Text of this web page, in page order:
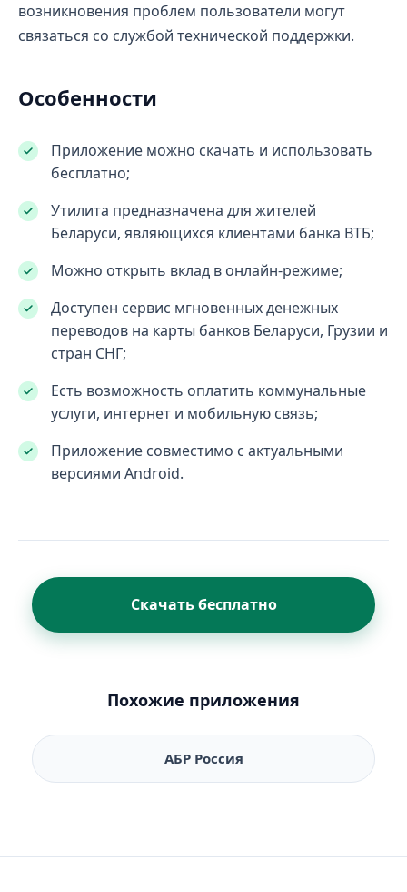
возникновения проблем пользователи могут
связаться со службой технической поддержки.
Особенности
Приложение можно скачать и использовать
бесплатно;
Утилита предназначена для жителей
Беларуси, являющихся клиентами банка ВТБ;
Можно открыть вклад в онлайн-режиме;
Доступен сервис мгновенных денежных
переводов на карты банков Беларуси, Грузии и
стран СНГ;
Есть возможность оплатить коммунальные
услуги, интернет и мобильную связь;
Приложение совместимо с актуальными
версиями Android.
Скачать бесплатно
Похожие приложения
АБР Россия